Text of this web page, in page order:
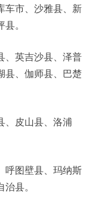
车市、沙雅县、新
。
、英吉沙县、泽普
县、伽师县、巴楚
、皮山县、洛浦
呼图壁县、玛纳斯
县。